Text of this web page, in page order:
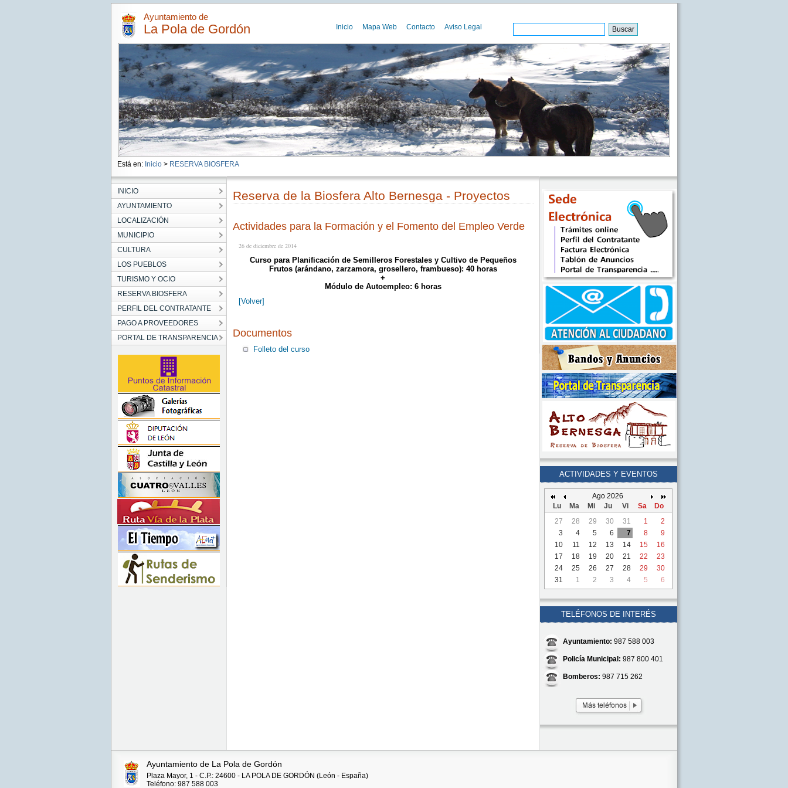
Ayuntamiento de
La Pola de Gordón Inicio Mapa Web Contacto Aviso Legal
Está en: Inicio > RESERVA BIOSFERA
INICIO
AYUNTAMIENTO
LOCALIZACIÓN
MUNICIPIO
CULTURA
LOS PUEBLOS
TURISMO Y OCIO
RESERVA BIOSFERA
PERFIL DEL CONTRATANTE
PAGO A PROVEEDORES
PORTAL DE TRANSPARENCIA
Reserva de la Biosfera Alto Bernesga - Proyectos
Actividades para la Formación y el Fomento del Empleo Verde
26 de diciembre de 2014
Curso para Planificación de Semilleros Forestales y Cultivo de Pequeños
Frutos (arándano, zarzamora, grosellero, frambueso): 40 horas
+
Módulo de Autoempleo: 6 horas
[Volver]
Documentos
Folleto del curso
ACTIVIDADES Y EVENTOS
Ago 2026
Lu
Ma Mi Ju Vi Sa
Do
27
28 29 30 31 1
2
3
4 5 6 7 8
9
10
11 12 13 14 15
16
17
18 19 20 21 22
23
24
25 26 27 28 29
30
31
1 2 3 4 5 6
TELÉFONOS DE INTERÉS
Ayuntamiento: 987 588 003
Policía Municipal: 987 800 401
Bomberos: 987 715 262
Ayuntamiento de La Pola de Gordón
Plaza Mayor, 1 - C.P.: 24600 - LA POLA DE GORDÓN (León - España)
Teléfono: 987 588 003